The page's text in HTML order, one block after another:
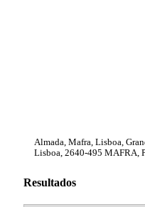
Almada, Mafra, Lisboa,
Lisboa, 2640-495 MAFRA,
Resultados